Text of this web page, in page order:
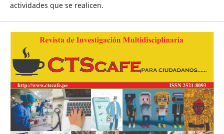
actividades que se realicen.